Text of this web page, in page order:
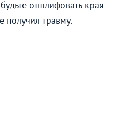
отшлифовать края
получил травму.